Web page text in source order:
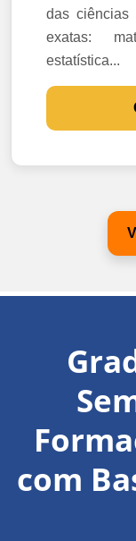
das
exatas:
estatística...
com